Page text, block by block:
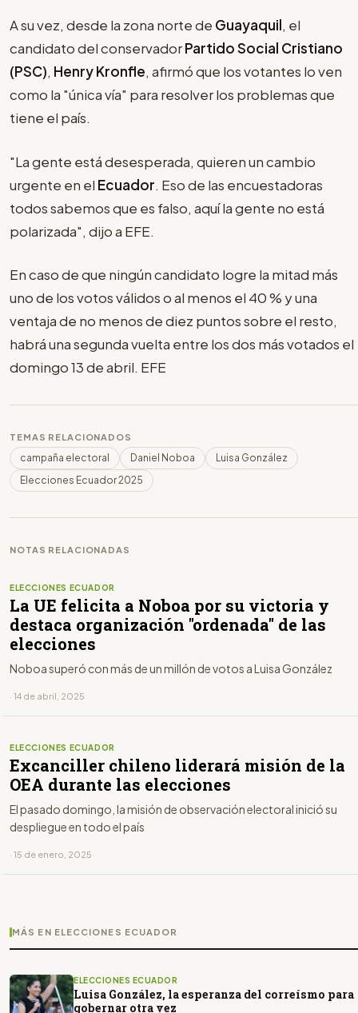
A su vez, desde la zona norte de Guayaquil, el
candidato del conservadorPartido Social Cristiano
(PSC), Henry Kronfle, afirmó que los votantes lo ven
como la "única vía" para resolver los problemas que
tiene el país.
"La gente está desesperada, quieren un cambio
urgente en el Ecuador. Eso de las encuestadoras
todos sabemos que es falso, aquí la gente no está
polarizada", dijo a EFE.
En caso de que ningún candidato logre la mitad más
uno de los votos válidos o al menos el 40 % y una
ventaja de no menos de diez puntos sobre el resto,
habrá una segunda vuelta entre los dos más votados el
domingo 13 de abril. EFE
TEMAS RELACIONADOS
campaña electoral Daniel Noboa
Luisa González
Elecciones Ecuador 2025
NOTAS RELACIONADAS
ELECCIONES ECUADOR
La UE felicita a Noboa por su victoria y
destaca organización "ordenada" de las
elecciones
Noboa superó con más de un millón de votos a Luisa González
· 14 de abril, 2025
ELECCIONES ECUADOR
Excanciller chileno liderará misión de la
OEA durante las elecciones
El pasado domingo, la misión de observación electoral inició su
despliegue en todo el país
· 15 de enero, 2025
MÁS EN ELECCIONES ECUADOR
ELECCIONES ECUADOR
Luisa González, la esperanza del correísmo para
gobernar otra vez